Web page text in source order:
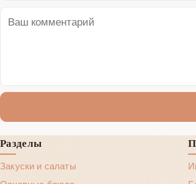
Разделы
Закуски и салаты